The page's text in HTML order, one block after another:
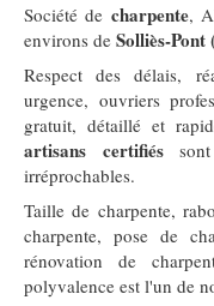
Société de charpente,
environs de Solliès-Pont
Respect des délais,
urgence, ouvriers
gratuit, détaillé et
artisans certifiéssont
irréprochables.
Taille de charpente,
charpente, pose de
rénovation de
polyvalence est l'un de